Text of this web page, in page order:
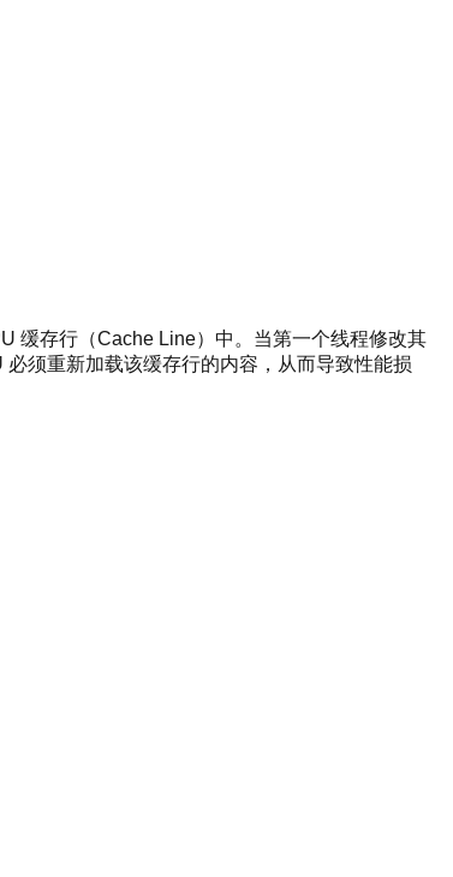
缓存行（Cache Line）中。当第一个线程修改其
须重新加载该缓存行的内容，从而导致性能损